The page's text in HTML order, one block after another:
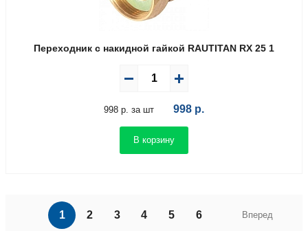
Переходник с накидной гайкой RAUTITAN RX 25 1
998 р. за шт 998 р.
В корзину
1 2 3 4 5 6 Вперед